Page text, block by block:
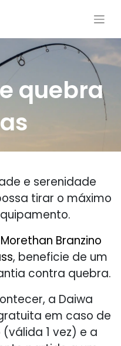
quebra
e serenidade
tirar o máximo
Morethan Branzino
, beneficie de um
contra quebra.
a Daiwa
em caso de
1 vez) e a